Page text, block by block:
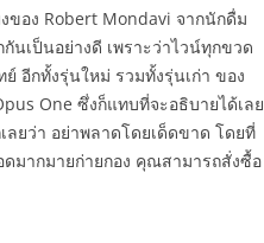
ของ Robert Mondavi จากนักดื่ม
นเป็นอย่างดี เพราะว่าไวน์ทุกขวด
อีกทั้งรุ่นใหม่ รวมทั้งรุ่นเก่า ของ
One ซึ่งก็แทบที่จะอธิบายได้เลย
ยว่า อย่าพลาดโดยเด็ดขาด โดยที่
ดมากมายก่ายกอง คุณสามารถสั่งซื้อ